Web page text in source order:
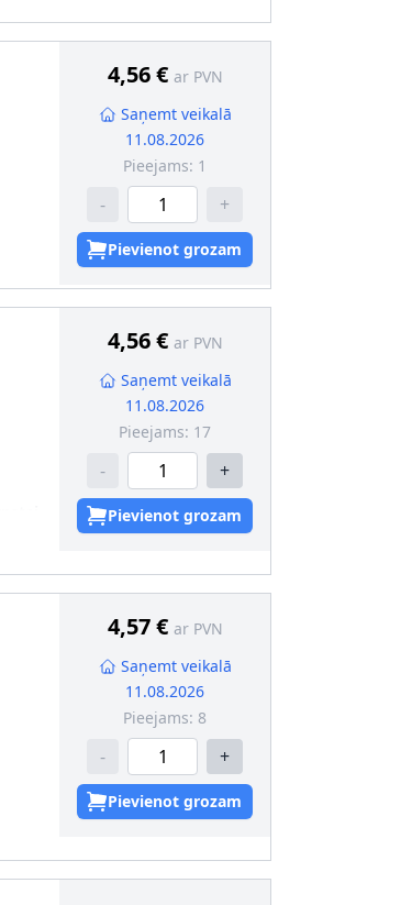
4,56 € ar PVN
Saņemt veikalā
11.08.2026
Pieejams: 1
- +
Pievienot grozam
4,56 € ar PVN
Saņemt veikalā
11.08.2026
Pieejams: 17
- +
Pievienot grozam
4,57 € ar PVN
Saņemt veikalā
11.08.2026
Pieejams: 8
- +
Pievienot grozam